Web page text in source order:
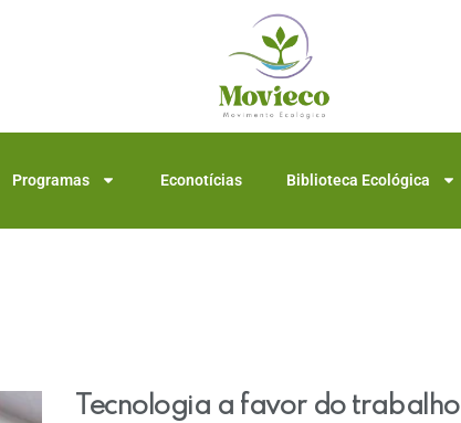
Programas Econotícias Biblioteca Ecológica
Tecnologia a favor do trabalho